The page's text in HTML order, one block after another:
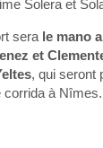
Solera et
sera le mano
et
, qui seront
corrida à Nîmes.